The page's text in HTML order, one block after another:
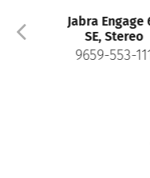
Jabra Engage 65
SE, Stereo
9659-553-111